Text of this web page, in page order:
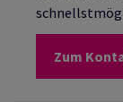
Zum